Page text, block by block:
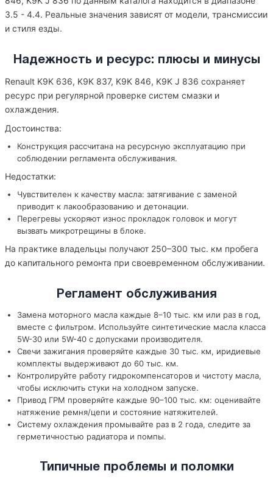
3.5 - 4.4. Реальные значения зависят от модели, трансмиссии
и стиля езды.
Надежность и ресурс: плюсы и минусы
Renault K9K 636, K9K 837, K9K 846, K9K J 836 сохраняет
ресурс при регулярной проверке систем смазки и
охлаждения.
Достоинства:
Конструкция рассчитана на ресурсную эксплуатацию при
соблюдении регламента обслуживания.
Недостатки:
Чувствителен к качеству масла: затягивание с заменой
приводит к лакообразованию и детонации.
Перегревы ускоряют износ прокладок головок и могут
вызвать микротрещины в блоке.
На практике владельцы получают 250–300 тыс. км пробега
до капитального ремонта при своевременном обслуживании.
Регламент обслуживания
Замена моторного масла каждые 8–10 тыс. км или раз в год,
вместе с фильтром. Используйте синтетические масла класса
5W-30 или 5W-40 с допусками производителя.
Свечи зажигания проверяйте каждые 30 тыс. км, иридиевые
комплекты выдерживают до 60 тыс. км.
Контролируйте работу гидрокомпенсаторов и чистоту масла,
чтобы исключить стуки на холодном запуске.
Привод ГРМ проверяйте каждые 90–100 тыс. км: оценивайте
натяжение ремня/цепи и состояние натяжителей.
Систему охлаждения промывайте раз в 2 года, следите за
герметичностью радиатора и помпы.
Типичные проблемы и поломки